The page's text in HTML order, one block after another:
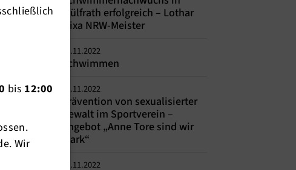
Wülfrath erfolgreich – Lothar
Mixa NRW-Meister
22.11.2022
Schwimmen
18.11.2022
Prävention von sexualisierter
Gewalt im Sportverein –
Angebot „Anne Tore sind wir
stark“
15.11.2022
bis 12:00
Wir